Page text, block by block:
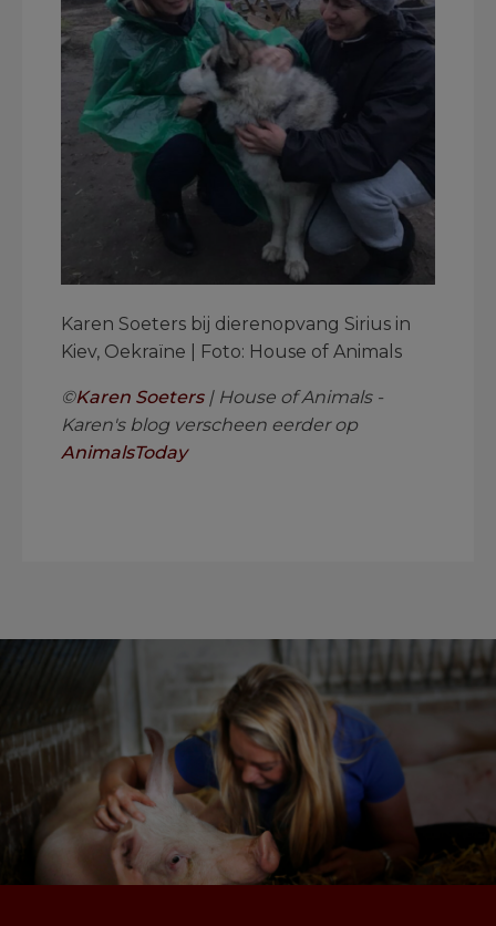
Karen Soeters bij dierenopvang Sirius in
Kiev, Oekraïne | Foto: House of Animals
©Karen Soeters| House of Animals -
Karen's blog verscheen eerder op
AnimalsToday